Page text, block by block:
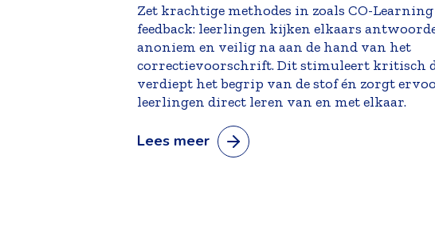
Zet krachtige methodes in zoals CO-Learning
feedback: leerlingen kijken elkaars
anoniem en veilig na aan de hand van het
correctievoorschrift. Dit stimuleert kritisch
verdiept het begrip van de stof én zorgt
leerlingen direct leren van en met elkaar.
Lees meer